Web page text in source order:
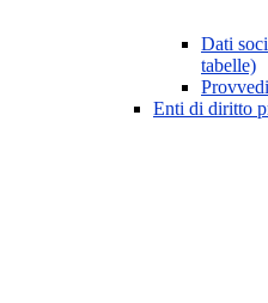
Dati
tabelle)
Enti di diritto